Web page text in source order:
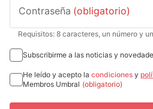
Contraseña (obligatorio)
Requisitos: 8 caracteres, un número y
Subscribirme a las noticias y
He leído y acepto la condiciones y
Membros Umbral (obligatorio)